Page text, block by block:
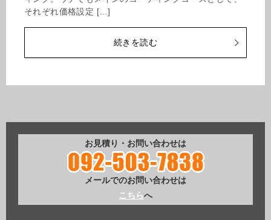
それぞれ価格設定 […]
続きを読む
お見積り・お問い合わせは
メールでのお問い合わせは
こちらへ